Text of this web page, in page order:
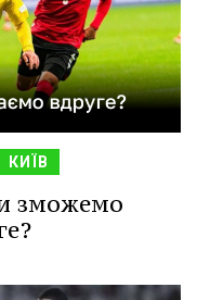
КИЇВ
зможемо